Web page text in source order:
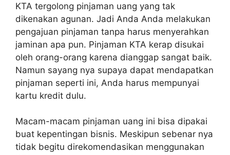
KTA tergolong pinjaman uang yang tak
dikenakan agunan. Jadi Anda Anda melakukan
pengajuan pinjaman tanpa harus menyerahkan
jaminan apa pun. Pinjaman KTA kerap disukai
oleh orang-orang karena dianggap sangat baik.
Namun sayang nya supaya dapat mendapatkan
pinjaman seperti ini, Anda harus mempunyai
kartu kredit dulu.
Macam-macam pinjaman uang ini bisa dipakai
buat kepentingan bisnis. Meskipun sebenar nya
tidak begitu direkomendasikan menggunakan